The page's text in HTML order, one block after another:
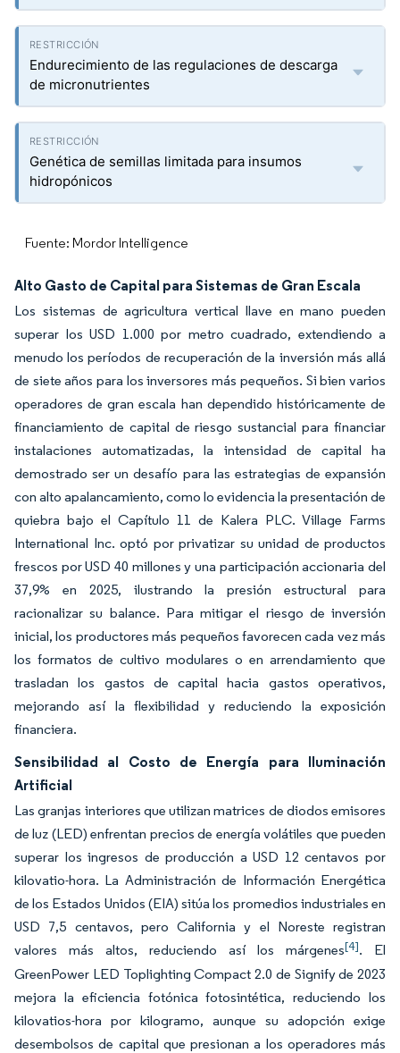
Endurecimiento de las regulaciones de descarga
de micronutrientes
Genética de semillas limitada para insumos
hidropónicos
Fuente: Mordor Intelligence
Alto Gasto de Capital para Sistemas de Gran Escala
Los sistemas de agricultura vertical llave en mano pueden
superar los USD 1.000 por metro cuadrado, extendiendo a
menudo los períodos de recuperación de la inversión más allá
de siete años para los inversores más pequeños. Si bien varios
operadores de gran escala han dependido históricamente de
financiamiento de capital de riesgo sustancial para financiar
instalaciones automatizadas, la intensidad de capital ha
demostrado ser un desafío para las estrategias de expansión
con alto apalancamiento, como lo evidencia la presentación de
quiebra bajo el Capítulo 11 de Kalera PLC. Village Farms
International Inc. optó por privatizar su unidad de productos
frescos por USD 40 millones y una participación accionaria del
37,9% en 2025, ilustrando la presión estructural para
racionalizar su balance. Para mitigar el riesgo de inversión
inicial, los productores más pequeños favorecen cada vez más
los formatos de cultivo modulares o en arrendamiento que
trasladan los gastos de capital hacia gastos operativos,
mejorando así la flexibilidad y reduciendo la exposición
financiera.
Sensibilidad al Costo de Energía para Iluminación
Artificial
Las granjas interiores que utilizan matrices de diodos emisores
de luz (LED) enfrentan precios de energía volátiles que pueden
superar los ingresos de producción a USD 12 centavos por
kilovatio-hora. La Administración de Información Energética
de los Estados Unidos (EIA) sitúa los promedios industriales en
USD 7,5 centavos, pero California y el Noreste registran
valores más altos, reduciendo así los márgenes[4]. El
GreenPower LED Toplighting Compact 2.0 de Signify de 2023
mejora la eficiencia fotónica fotosintética, reduciendo los
kilovatios-hora por kilogramo, aunque su adopción exige
desembolsos de capital que presionan a los operadores más